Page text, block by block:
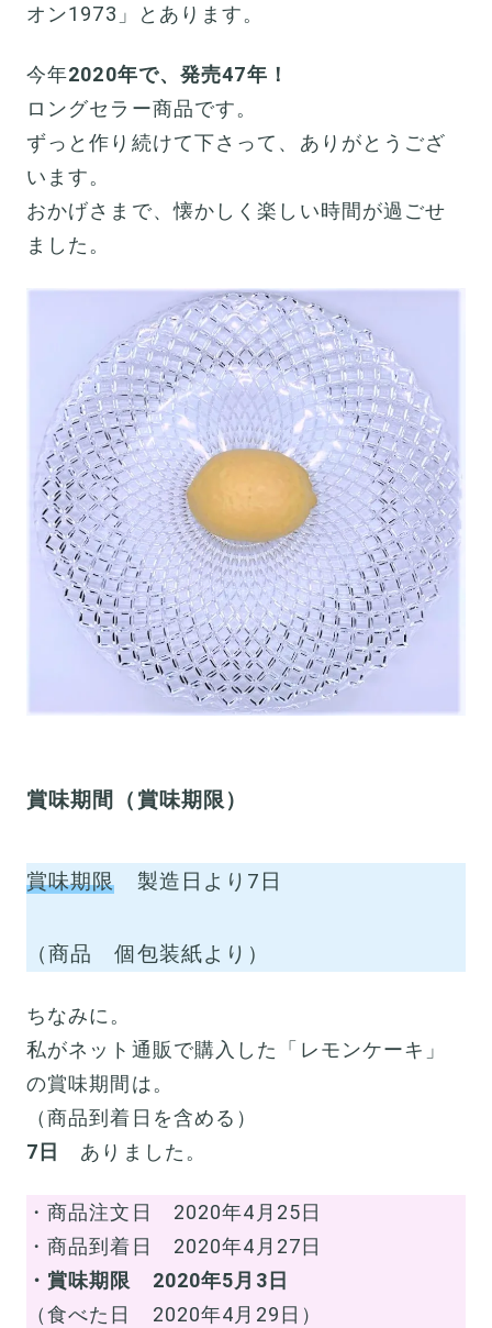
オン1973」とあります。
今年2020年で、発売47年！
ロングセラー商品です。
ずっと作り続けて下さって、ありがとうござ
います。
おかげさまで、懐かしく楽しい時間が過ごせ
ました。
賞味期間（賞味期限）
賞味期限 製造日より7日
（商品 個包装紙より）
ちなみに。
私がネット通販で購入した「レモンケーキ」
の賞味期間は。
（商品到着日を含める）
7日
ありました。
・商品注文日 2020年4月25日
・商品到着日 2020年4月27日
・賞味期限 2020年5月3日
（食べた日 2020年4月29日）